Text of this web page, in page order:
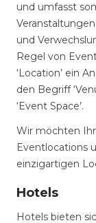
und umfasst
und
Regel von
‘Location’ ein
den Begriff
‘Event Space’.
Wir möchten
Eventlocations
einzigartigen
Hotels
Hotels bieten